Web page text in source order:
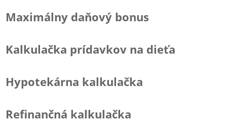
Maximálny daňový bonus
Kalkulačka prídavkov na dieťa
Hypotekárna kalkulačka
Refinančná kalkulačka